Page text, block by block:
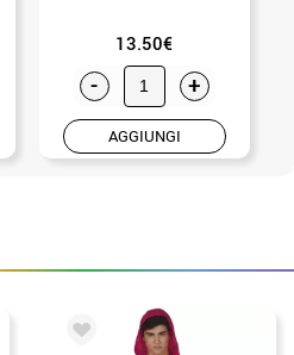
13.50€
- +
AGGIUNGI